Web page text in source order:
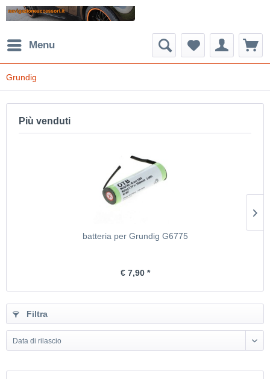
Menu
Grundig
Più venduti
batteria per Grundig G6775
€ 7,90 *
Filtra
Data di rilascio